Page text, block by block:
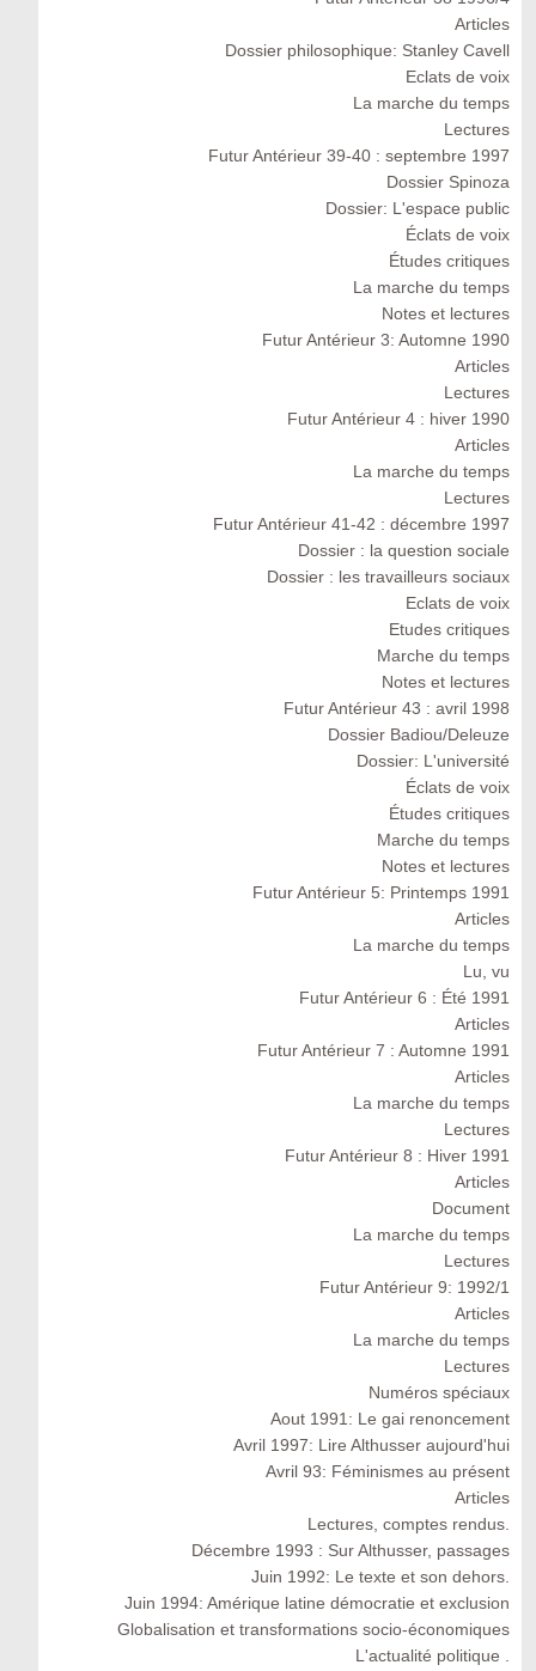
Articles
Dossier philosophique: Stanley Cavell
Eclats de voix
La marche du temps
Lectures
Futur Antérieur 39-40 : septembre 1997
Dossier Spinoza
Dossier: L'espace public
Éclats de voix
Études critiques
La marche du temps
Notes et lectures
Futur Antérieur 3: Automne 1990
Articles
Lectures
Futur Antérieur 4 : hiver 1990
Articles
La marche du temps
Lectures
Futur Antérieur 41-42 : décembre 1997
Dossier : la question sociale
Dossier : les travailleurs sociaux
Eclats de voix
Etudes critiques
Marche du temps
Notes et lectures
Futur Antérieur 43 : avril 1998
Dossier Badiou/Deleuze
Dossier: L'université
Éclats de voix
Études critiques
Marche du temps
Notes et lectures
Futur Antérieur 5: Printemps 1991
Articles
La marche du temps
Lu, vu
Futur Antérieur 6 : Été 1991
Articles
Futur Antérieur 7 : Automne 1991
Articles
La marche du temps
Lectures
Futur Antérieur 8 : Hiver 1991
Articles
Document
La marche du temps
Lectures
Futur Antérieur 9: 1992/1
Articles
La marche du temps
Lectures
Numéros spéciaux
Aout 1991: Le gai renoncement
Avril 1997: Lire Althusser aujourd'hui
Avril 93: Féminismes au présent
Articles
Lectures, comptes rendus.
Décembre 1993 : Sur Althusser, passages
Juin 1992: Le texte et son dehors.
Juin 1994: Amérique latine démocratie et exclusion
Globalisation et transformations socio-économiques
L'actualité politique .